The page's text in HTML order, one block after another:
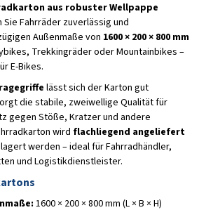
aus robuster Wellpappe
Fahrräder zuverlässig und
Außenmaße von 1600 × 200 × 800 mm
Trekkingräder oder Mountainbikes –
E-Bikes.
lässt sich der Karton gut
die stabile, zweiwellige Qualität für
gegen Stöße, Kratzer und andere
wird flachliegend angeliefert
werden – ideal für Fahrradhändler,
und Logistikdienstleister.
1600 × 200 × 800 mm (L × B × H)